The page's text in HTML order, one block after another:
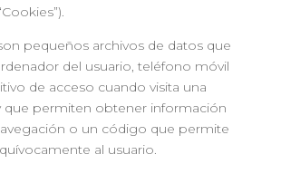
pequeños archivos de datos que
del usuario, teléfono móvil
de acceso cuando visita una
que permiten obtener información
o un código que permite
al usuario.